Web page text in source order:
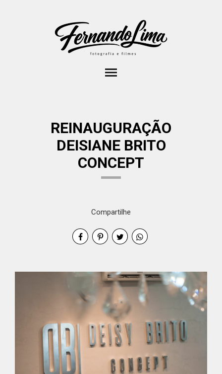
menu
REINAUGURAÇÃO
DEISIANE BRITO
CONCEPT
Compartilhe